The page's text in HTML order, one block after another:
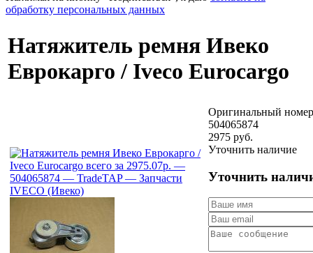
обработку персональных данных
Натяжитель ремня Ивеко
Еврокарго / Iveco Eurocargo
Оригинальный
504065874
2975 руб.
Уточнить наличие
Уточнить